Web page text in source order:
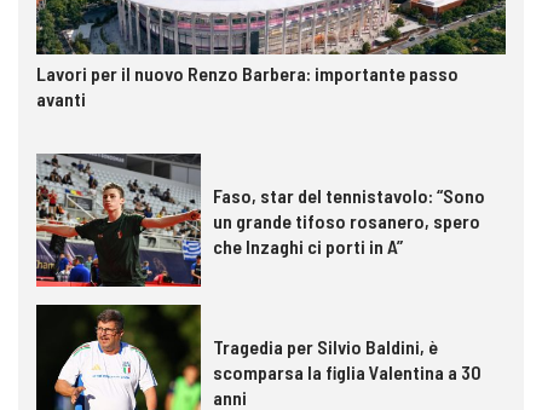
Lavori per il nuovo Renzo Barbera: importante passo
avanti
Faso, star del tennistavolo: “Sono
un grande tifoso rosanero, spero
che Inzaghi ci porti in A”
Tragedia per Silvio Baldini, è
scomparsa la figlia Valentina a 30
anni